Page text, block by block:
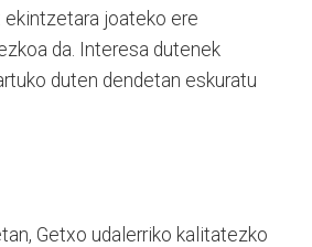
ekintzetara joateko ere
da. Interesa dutenek
duten dendetan eskuratu
Getxo udalerriko kalitatezko